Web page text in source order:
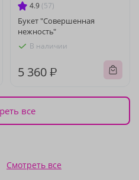
4.9 (57)
Букет "Совершенная
нежность"
В наличии
5 360 ₽
все
Смотреть все